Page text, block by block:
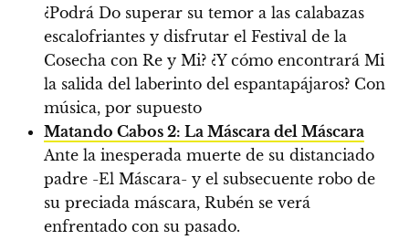
¿Podrá Do superar su temor a las calabazas
escalofriantes y disfrutar el Festival de la
Cosecha con Re y Mi? ¿Y cómo encontrará Mi
la salida del laberinto del espantapájaros? Con
música, por supuesto
Matando Cabos 2: La Máscara del Máscara
Ante la inesperada muerte de su distanciado
padre -El Máscara- y el subsecuente robo de
su preciada máscara, Rubén se verá
enfrentado con su pasado.